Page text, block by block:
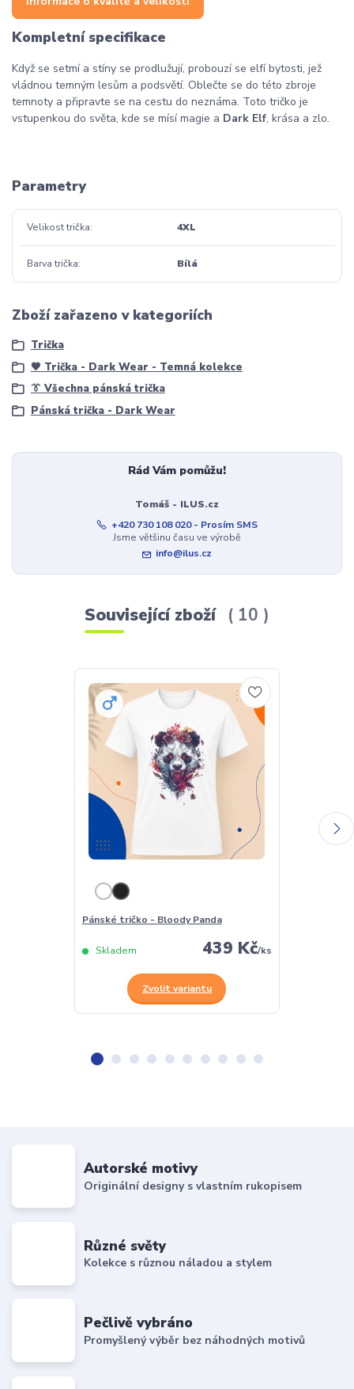
Kompletní specifikace
Když se setmí a stíny se prodlužují, probouzí se elfí bytosti, jež
vládnou temným lesům a podsvětí. Oblečte se do této zbroje
temnoty a připravte se na cestu do neznáma. Toto tričko je
vstupenkou do světa, kde se mísí magie a Dark Elf, krása a zlo.
Parametry
Velikost trička 4XL
Barva trička Bílá
Zboží zařazeno v kategoriích
Trička
🖤 Trička - Dark Wear - Temná kolekce
👔 Všechna pánská trička
Pánská trička - Dark Wear
Rád Vám pomůžu!
Tomáš - ILUS.cz
+420 730 108 020 - Prosím SMS
Jsme většinu času ve výrobě
info@ilus.cz
Související zboží 10
Pánské tričko - Bloody Panda
439 Kč/ks
Skladem
Zvolit variantu
Autorské motivy
Originální designy s vlastním rukopisem
Různé světy
Kolekce s různou náladou a stylem
Pečlivě vybráno
Promyšlený výběr bez náhodných motivů